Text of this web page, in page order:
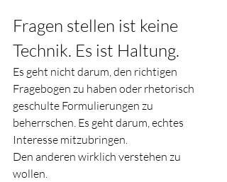
Fragen stellen ist keine
Technik. Es ist Haltung.
Es geht nicht darum, den richtigen
Fragebogen zu haben oder rhetorisch
geschulte Formulierungen zu
beherrschen. Es geht darum, echtes
Interesse mitzubringen.
Den anderen wirklich verstehen zu
wollen.